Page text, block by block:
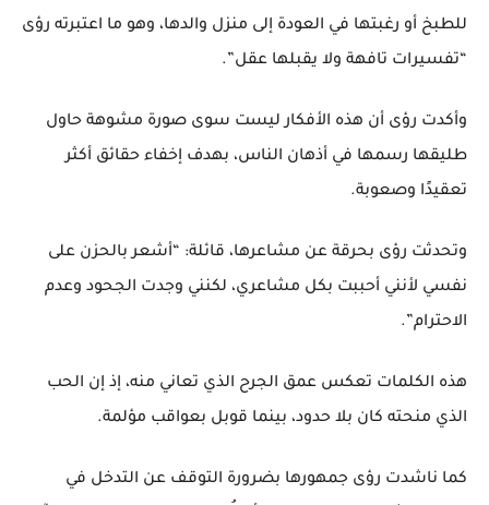
للطبخ أو رغبتها في العودة إلى منزل والدها، وهو ما اعتبرته رؤى
“تفسيرات تافهة ولا يقبلها عقل”.
وأكدت رؤى أن هذه الأفكار ليست سوى صورة مشوهة حاول
طليقها رسمها في أذهان الناس، بهدف إخفاء حقائق أكثر
تعقيدًا وصعوبة.
وتحدثت رؤى بحرقة عن مشاعرها، قائلة: “أشعر بالحزن على
نفسي لأنني أحببت بكل مشاعري، لكنني وجدت الجحود وعدم
الاحترام”.
هذه الكلمات تعكس عمق الجرح الذي تعاني منه، إذ إن الحب
الذي منحته كان بلا حدود، بينما قوبل بعواقب مؤلمة.
كما ناشدت رؤى جمهورها بضرورة التوقف عن التدخل في